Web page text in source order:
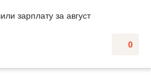
зарплату за август
0